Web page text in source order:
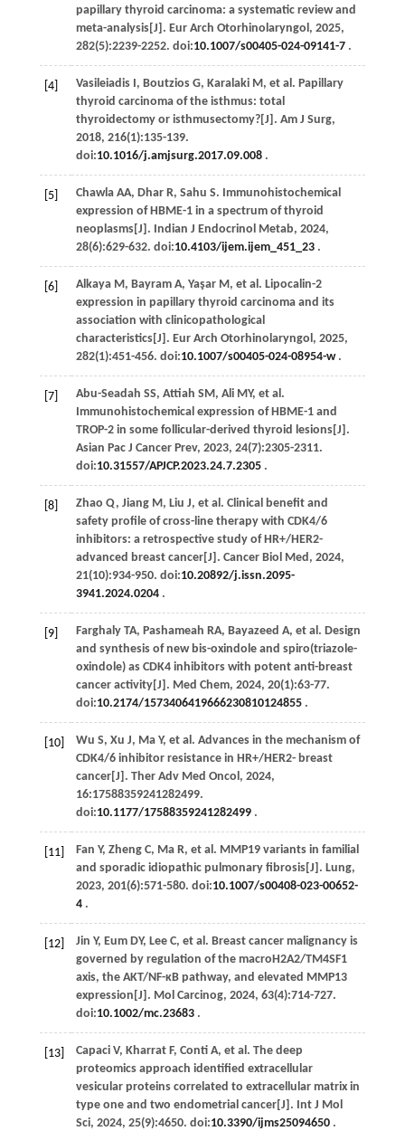
papillary thyroid carcinoma: a systematic review and
meta-analysis[J]. Eur Arch Otorhinolaryngol , 2025,
282(5):2239-2252. doi:10.1007/s00405-024-09141-7.
[4] Vasileiadis I, Boutzios G, Karalaki M, et al . Papillary
thyroid carcinoma of the isthmus: total
thyroidectomy or isthmusectomy?[J]. Am J Surg,
2018, 216(1):135-139.
doi:10.1016/j.amjsurg.2017.09.008.
[5] Chawla AA, Dhar R, Sahu S. Immunohistochemical
expression of HBME-1 in a spectrum of thyroid
neoplasms[J]. Indian J Endocrinol Metab, 2024,
28(6):629-632. doi:10.4103/ijem.ijem_451_23.
[6] Alkaya M, Bayram A, Yaşar M, et al . Lipocalin-2
expression in papillary thyroid carcinoma and its
association with clinicopathological
characteristics[J]. Eur Arch Otorhinolaryngol , 2025,
282(1):451-456. doi:10.1007/s00405-024-08954-w.
[7] Abu-Seadah SS, Attiah SM, Ali MY, et al .
Immunohistochemical expression of HBME-1 and
TROP-2 in some follicular-derived thyroid lesions[J].
Asian Pac J Cancer Prev, 2023, 24(7):2305-2311.
doi:10.31557/APJCP.2023.24.7.2305.
[8] Zhao Q, Jiang M, Liu J, et al . Clinical benefit and
safety profile of cross-line therapy with CDK4/6
inhibitors: a retrospective study of HR+/HER2-
advanced breast cancer[J]. Cancer Biol Med , 2024,
21(10):934-950. doi:10.20892/j.issn.2095-
3941.2024.0204.
[9] Farghaly TA, Pashameah RA, Bayazeed A, et al . Design
and synthesis of new bis-oxindole and spiro(triazole-
oxindole) as CDK4 inhibitors with potent anti-breast
cancer activity[J]. Med Chem, 2024, 20(1):63-77.
doi:10.2174/1573406419666230810124855.
[10] Wu S, Xu J, Ma Y, et al . Advances in the mechanism of
CDK4/6 inhibitor resistance in HR+/HER2- breast
cancer[J]. Ther Adv Med Oncol , 2024,
16:17588359241282499.
doi:10.1177/17588359241282499.
[11] Fan Y, Zheng C, Ma R, et al . MMP19 variants in familial
and sporadic idiopathic pulmonary fibrosis[J]. Lung,
2023, 201(6):571-580. doi:10.1007/s00408-023-00652-
4.
[12] Jin Y, Eum DY, Lee C, et al . Breast cancer malignancy is
governed by regulation of the macroH2A2/TM4SF1
axis, the AKT/NF-κB pathway, and elevated MMP13
expression[J]. Mol Carcinog, 2024, 63(4):714-727.
doi:10.1002/mc.23683.
[13] Capaci V, Kharrat F, Conti A, et al . The deep
proteomics approach identified extracellular
vesicular proteins correlated to extracellular matrix in
type one and two endometrial cancer[J]. Int J Mol
Sci, 2024, 25(9):4650. doi:10.3390/ijms25094650.